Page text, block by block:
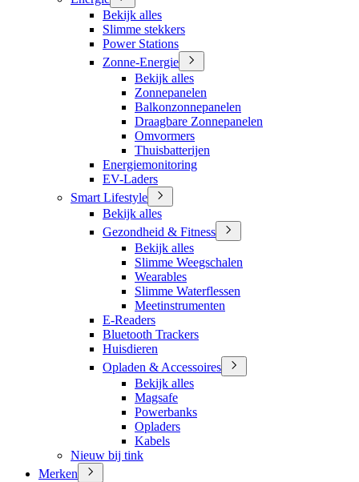
Bekijk alles
Slimme stekkers
Power Stations
Zonne-Energie
Bekijk alles
Zonnepanelen
Balkonzonnepanelen
Draagbare Zonnepanelen
Omvormers
Thuisbatterijen
Energiemonitoring
EV-Laders
Smart Lifestyle
Bekijk alles
Gezondheid & Fitness
Bekijk alles
Slimme Weegschalen
Wearables
Slimme Waterflessen
Meetinstrumenten
E-Readers
Bluetooth Trackers
Huisdieren
Opladen & Accessoires
Bekijk alles
Magsafe
Powerbanks
Opladers
Kabels
Nieuw bij tink
Merken